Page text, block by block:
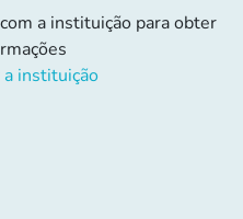
a instituição para obter
a instituição